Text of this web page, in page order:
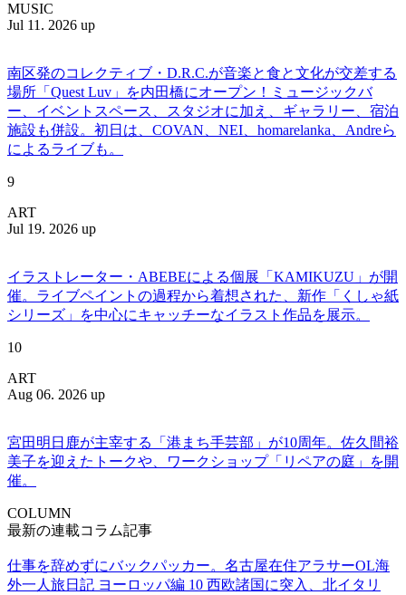
MUSIC
Jul 11. 2026 up
南区発のコレクティブ・D.R.C.が⾳楽と⾷と⽂化が交差する
場所「Quest Luv」を内田橋にオープン！ミュージックバ
ー、イベントスペース、スタジオに加え、ギャラリー、宿泊
施設も併設。初日は、COVAN、NEI、homarelanka、Andreら
によるライブも。
9
ART
Jul 19. 2026 up
イラストレーター・ABEBEによる個展「KAMIKUZU」が開
催。ライブペイントの過程から着想された、新作「くしゃ紙
シリーズ」を中心にキャッチーなイラスト作品を展示。
10
ART
Aug 06. 2026 up
宮田明日鹿が主宰する「港まち手芸部」が10周年。佐久間裕
美子を迎えたトークや、ワークショップ「リペアの庭」を開
催。
COLUMN
最新の連載コラム記事
仕事を辞めずにバックパッカー。名古屋在住アラサーOL海
外一人旅日記 ヨーロッパ編 10 西欧諸国に突入、北イタリ